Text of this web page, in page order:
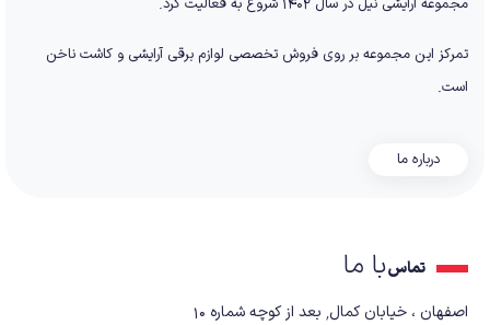
تمرکز این مجموعه بر روی فروش تخصصی لوازم برقی آرایشی و کاشت ناخن
است.
درباره ما
تماسبا ما
اصفهان ، خیابان کمال٬ بعد از کوچه شماره ۱۰